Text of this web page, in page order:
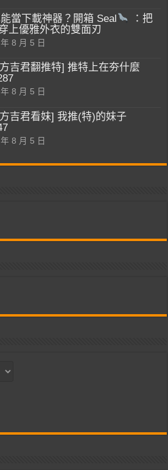
當下載神器？開箱 Seal
：把
上優雅外衣的雙面刃
8 月 5 日
吉君翻推特] 推特上在夯什麼
8 月 5 日
吉君看妹] 我推(特)的妹子
8 月 5 日